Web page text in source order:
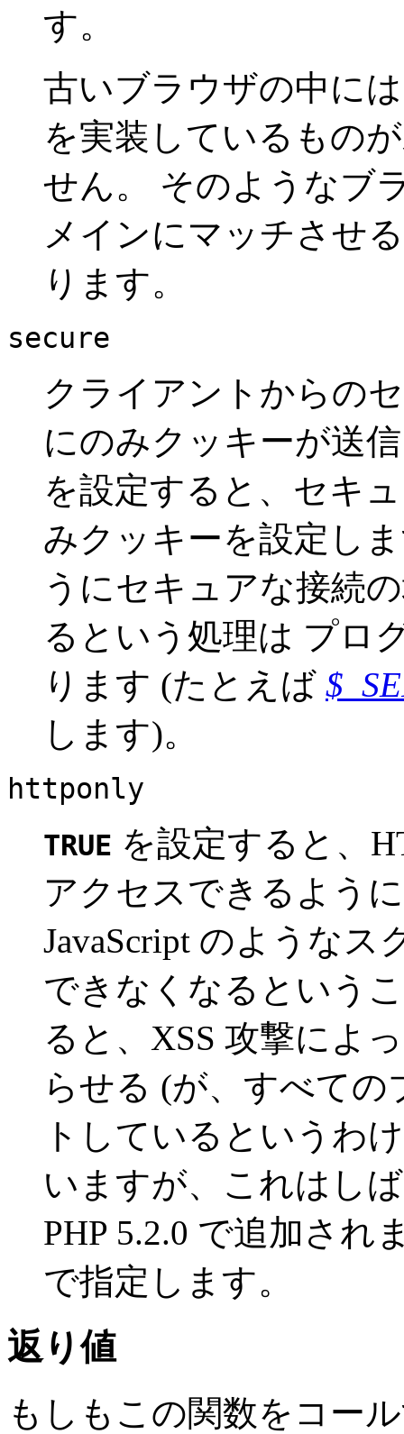
す。
古いブラウザの中に
を実装しているもの
せん。 そのようなブ
メインにマッチさせ
ります。
secure
クライアントからの
にのみクッキーが送
を設定すると、セキ
みクッキーを設定し
うにセキュアな接続
るという処理は プロ
ります (たとえば
します)。
httponly
TRUE を設定すると、
アクセスできるよう
JavaScript のような
できなくなるという
ると、XSS 攻撃によ
らせる (が、すべて
トしているというわ
いますが、これはし
PHP 5.2.0 で追加され
で指定します。
返り値
もしもこの関数をコー